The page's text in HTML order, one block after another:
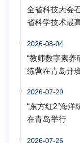
全省科技大会
省科学技术最
2026-08-04
“教师数字素养
练营在青岛开
2026-07-29
“东方红2”海
在青岛举行
2026-07-26